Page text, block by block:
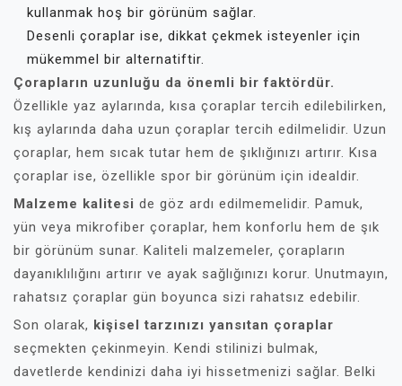
kullanmak hoş bir görünüm sağlar.
Desenli çoraplar ise, dikkat çekmek isteyenler için
mükemmel bir alternatiftir.
Çorapların uzunluğu da önemli bir faktördür.
Özellikle yaz aylarında, kısa çoraplar tercih edilebilirken,
kış aylarında daha uzun çoraplar tercih edilmelidir. Uzun
çoraplar, hem sıcak tutar hem de şıklığınızı artırır. Kısa
çoraplar ise, özellikle spor bir görünüm için idealdir.
Malzeme kalitesi de göz ardı edilmemelidir. Pamuk,
yün veya mikrofiber çoraplar, hem konforlu hem de şık
bir görünüm sunar. Kaliteli malzemeler, çorapların
dayanıklılığını artırır ve ayak sağlığınızı korur. Unutmayın,
rahatsız çoraplar gün boyunca sizi rahatsız edebilir.
Son olarak, kişisel tarzınızı yansıtan çoraplar
seçmekten çekinmeyin. Kendi stilinizi bulmak,
davetlerde kendinizi daha iyi hissetmenizi sağlar. Belki